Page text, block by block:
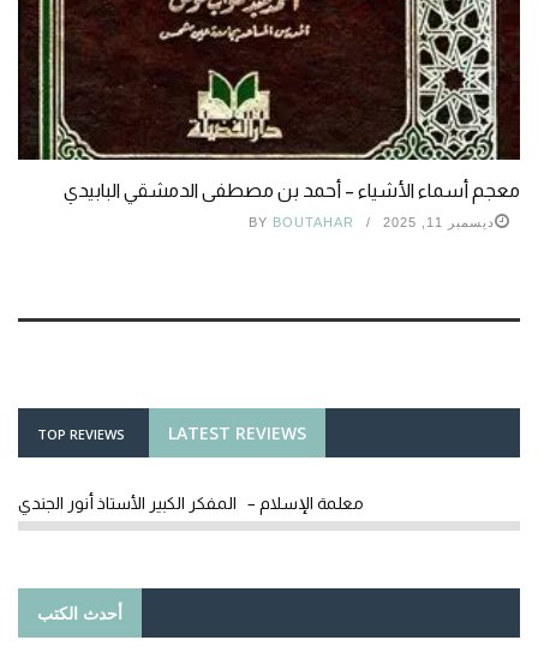
معجم أسماء الأشياء – أحمد بن مصطفى الدمشقي البابيدي
ديسمبر 11, 2025 BY BOUTAHAR
LATEST REVIEWS
TOP REVIEWS
معلمة الإسلام – المفكر الكبير الأستاذ أنور الجندي
أحدث الكتب